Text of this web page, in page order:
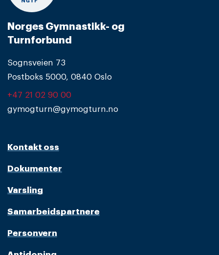
Norges Gymnastikk- og
Turnforbund
Sognsveien 73
Postboks 5000, 0840 Oslo
+47 21 02 90 00
gymogturn@gymogturn.no
Kontakt oss
Dokumenter
Varsling
Samarbeidspartnere
Personvern